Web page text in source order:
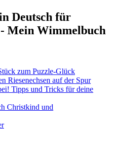
Deutsch für
Mein Wimmelbuch
zum Puzzle-Glück
Riesenechsen auf der Spur
Tipps und Tricks für deine
Christkind und